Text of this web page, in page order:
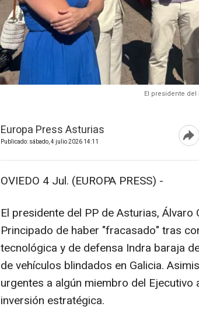
El presidente del
Europa Press Asturias
Publicado: sábado, 4 julio 2026 14:11
OVIEDO 4 Jul. (EUROPA PRESS) -
El presidente del PP de Asturias,
Principado de haber "fracasado" tras
tecnológica y de defensa Indra baraja
de vehículos blindados en Galicia.
urgentes a algún miembro del
inversión estratégica.